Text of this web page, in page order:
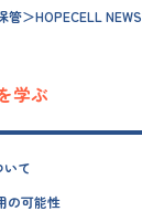
管＞HOPECELL NEWS
学ぶ
いて
の可能性